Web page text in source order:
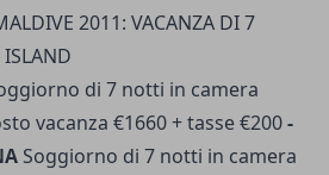
2011: VACANZA DI 7
ISLAND
di 7 notti in camera
vacanza €1660 + tasse €200-
Soggiorno di 7 notti in camera